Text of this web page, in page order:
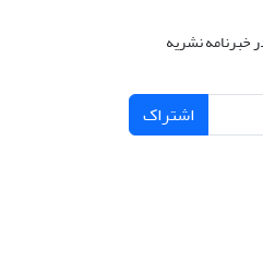
خبرنامه نشریه
اشتراک